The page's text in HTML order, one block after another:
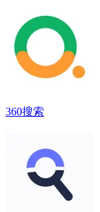
360搜索